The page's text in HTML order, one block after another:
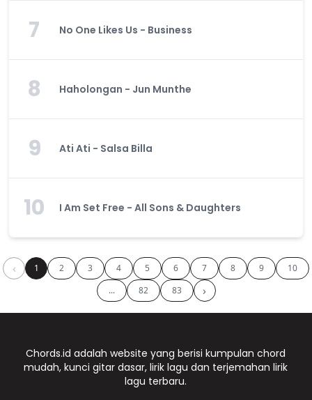
7 No One Likes Us - Business
8 Haholongan - Jun Munthe
9 Ati Ati - Salsa Billa
10 I Am Set Free - All Sons & Daughters
‹ 1 2 3 4 5 6 7 8 9
10
...
82 83 ›
Chords.id adalah website yang berisi kumpulan chord
mudah, kunci gitar dasar, lirik lagu dan terjemahan lirik
lagu terbaru.